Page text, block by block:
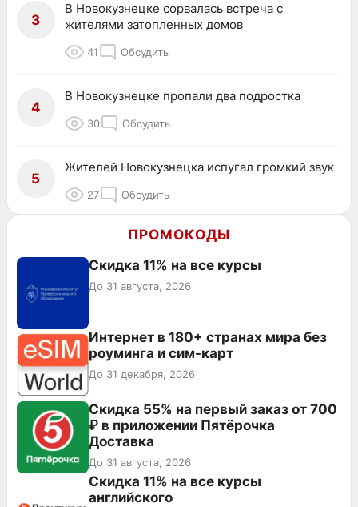
3
В Новокузнецке сорвалась встреча с
жителями затопленных домов
41 Обсудить
4
В Новокузнецке пропали два подростка
30 Обсудить
5
Жителей Новокузнецка испугал громкий звук
27 Обсудить
ПРОМОКОДЫ
Скидка 11% на все курсы
До 31 августа, 2026
Интернет в 180+ странах мира без
роуминга и сим-карт
До 31 декабря, 2026
Скидка 55% на первый заказ от 700
₽ в приложении Пятёрочка
Доставка
До 31 августа, 2026
Скидка 11% на все курсы
английского